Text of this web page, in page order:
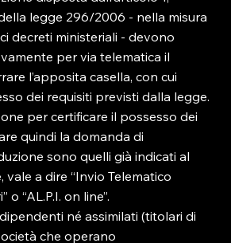
legge 296/2006 - nella misura
decreti ministeriali - devono
per via telematica il
l’apposita casella, con cui
dei requisiti previsti dalla legge.
per certificare il possesso dei
quindi la domanda di
sono quelli già indicati al
a dire “Invio Telematico
o “AL.P.I. on line”.
né assimilati (titolari di
che operano